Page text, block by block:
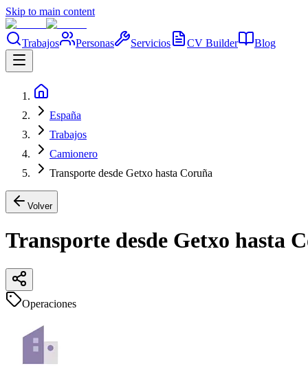
Skip to main content
Trabajos Personas Servicios CV Builder Blog
España
Trabajos
Camionero
Transporte desde Getxo hasta Coruña
Volver
Transporte desde Getxo hasta
Operaciones